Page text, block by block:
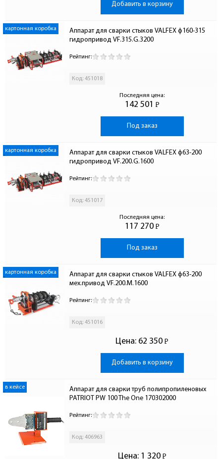
Добавить в корзину
картонная коробка
Аппарат для сварки стыков VALFEX ф160-315
гидропривод VF.315.G.3200
Рейтинг:
Код: 451018
Последняя цена:
142 501 Р
-
Под заказ
картонная коробка
Аппарат для сварки стыков VALFEX ф63-200
гидропривод VF.200.G.1600
Рейтинг:
Код: 451017
Последняя цена:
117 270 Р
-
Под заказ
картонная коробка
Аппарат для сварки стыков VALFEX ф63-200
мех.привод VF.200.M.1600
Рейтинг:
Код: 451016
Цена: 62 350 Р
-
Добавить в корзину
в кейсе
Аппарат для сварки труб полипропиленовых
PATRIOT PW 100 The Onе 170302000
Рейтинг:
Код: 406963
Цена: 1 320 Р